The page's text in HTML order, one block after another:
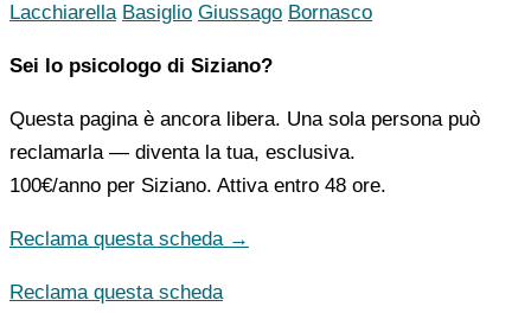
Lacchiarella Basiglio Giussago Bornasco
Sei lo psicologo di Siziano?
Questa pagina è ancora libera. Una sola persona può
reclamarla — diventa la tua, esclusiva.
100€/anno per Siziano. Attiva entro 48 ore.
Reclama questa scheda →
Reclama questa scheda